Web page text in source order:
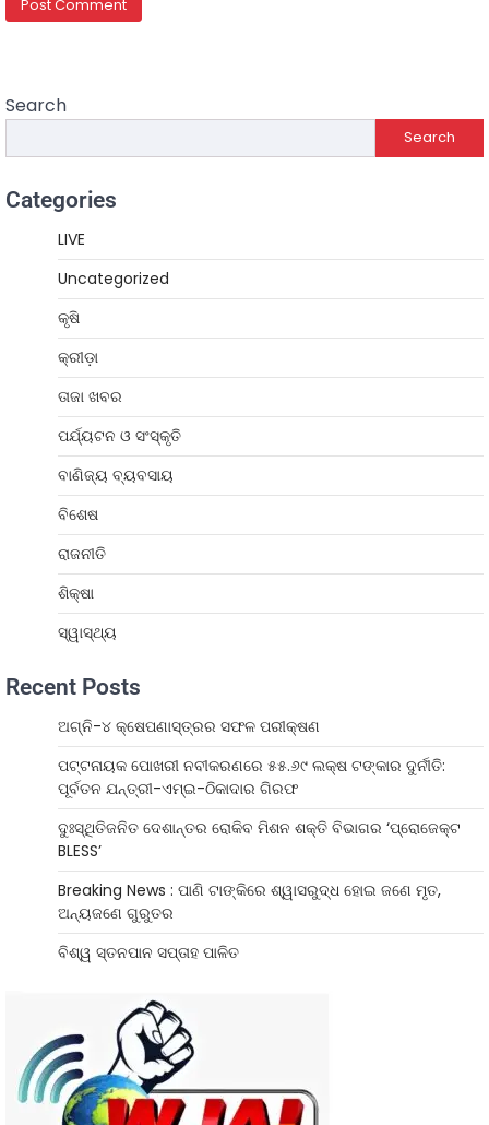
Search
Search
Categories
LIVE
Uncategorized
କୃଷି
କ୍ରୀଡ଼ା
ତାଜା ଖବର
ପର୍ଯ୍ୟଟନ ଓ ସଂସ୍କୃତି
ବାଣିଜ୍ୟ ବ୍ୟବସାୟ
ବିଶେଷ
ରାଜନୀତି
ଶିକ୍ଷା
ସ୍ୱାସ୍ଥ୍ୟ
Recent Posts
ଅଗ୍ନି-୪ କ୍ଷେପଣାସ୍ତ୍ରର ସଫଳ ପରୀକ୍ଷଣ
ପଟ୍ଟନାୟକ ପୋଖରୀ ନବୀକରଣରେ ୫୫.୬୯ ଲକ୍ଷ ଟଙ୍କାର ଦୁର୍ନୀତି:
ପୂର୍ବତନ ଯନ୍ତ୍ରୀ-ଏମ୍‌ଇ-ଠିକାଦାର ଗିରଫ
ଦୁଃସ୍ଥିତିଜନିତ ଦେଶାନ୍ତର ରୋକିବ ମିଶନ ଶକ୍ତି ବିଭାଗର ‘ପ୍ରୋଜେକ୍ଟ
BLESS’
Breaking News : ପାଣି ଟାଙ୍କିରେ ଶ୍ୱାସରୁଦ୍ଧ ହୋଇ ଜଣେ ମୃତ,
ଅନ୍ୟଜଣେ ଗୁରୁତର
ବିଶ୍ୱ ସ୍ତନପାନ ସପ୍ତାହ ପାଳିତ